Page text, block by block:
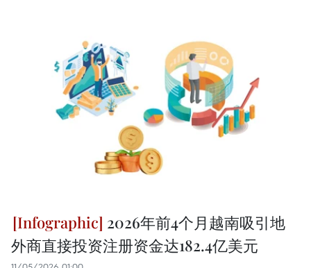
2026年前4个月越南吸引地
外商直接投资注册资金达182.4亿美元